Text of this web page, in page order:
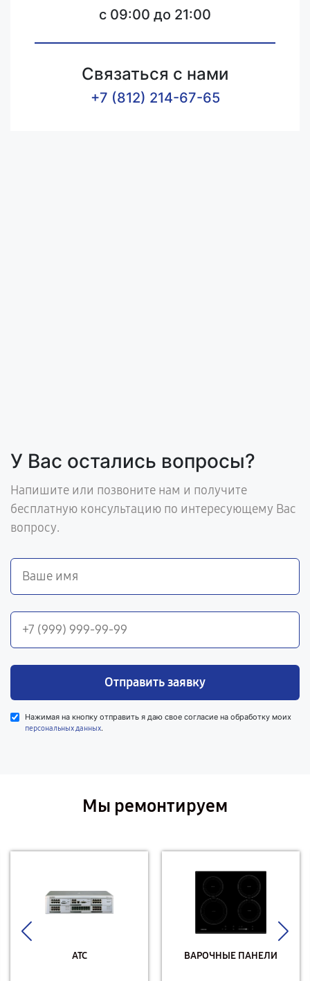
c 09:00 до 21:00
Связаться с нами
+7 (812) 214-67-65
У Вас остались вопросы?
Напишите или позвоните нам и получите
бесплатную консультацию по интересующему Вас
вопросу.
Отправить заявку
Нажимая на кнопку отправить я даю свое согласие на обработку моих
персональных данных.
Мы ремонтируем
АТС ВАРОЧНЫЕ ПАНЕЛИ